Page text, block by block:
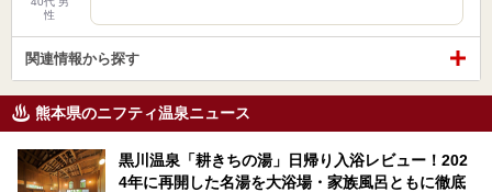
性
関連情報から探す
熊本県のニフティ温泉ニュース
黒川温泉「耕きちの湯」日帰り入浴レビュー！202
4年に再開した名湯を大浴場・家族風呂ともに徹底